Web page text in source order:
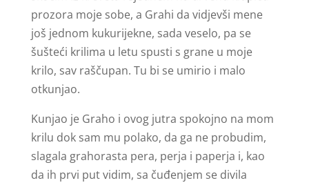
prozora moje sobe, a Grahi da vidjevši mene
još jednom kukurijekne, sada veselo, pa se
šušteći krilima u letu spusti s grane u moje
krilo, sav raščupan. Tu bi se umirio i malo
otkunjao.
Kunjao je Graho i ovog jutra spokojno na mom
krilu dok sam mu polako, da ga ne probudim,
slagala grahorasta pera, perja i paperja i, kao
da ih prvi put vidim, sa čuđenjem se divila